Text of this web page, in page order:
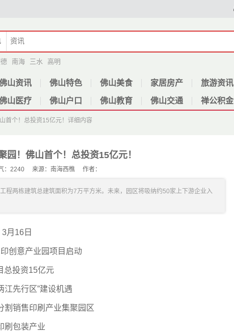
德 南海 三水 高明
山资讯 佛山特色 佛山美食 家居房产 旅游资讯
山医疗 佛山户口 佛山教育 佛山交通 禅公积金
首个！总投资15亿元！ 详细内容
园！佛山首个！总投资15亿元！
：2240 来源：南海西樵 作者：
程两栋建筑总建筑面积为7万平方米。未来，园区将吸纳约50家上下游企业入
3月16日
创意产业园项目启动
总投资15亿元
江先行区”建设机遇
割销售印刷产业集聚园区
刷包装产业